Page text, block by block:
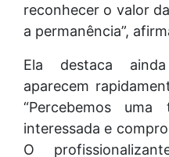
reconhecer o valor
a permanência”,
Ela destaca
aparecem
“Percebemos uma
interessada e
O